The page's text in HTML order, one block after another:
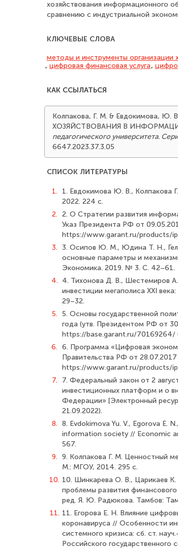
хозяйствования информационного
сравнению с индустриальной
КЛЮЧЕВЫЕ СЛОВА
методы и инструменты организации
, цифровая финансовая услуга,
КАК ССЫЛАТЬСЯ
Колпакова, Г. М. & Евдокимова,
ХОЗЯЙСТВОВАНИЯ В
педагогического университета.
6647.2023.37.3.05
СПИСОК ЛИТЕРАТУРЫ
1.
1. Евдокимова Ю. В., Колпакова
2022. 224 с.
2. 2. О Стратегии развития
Указ Президента РФ от
https://www.garant.ru/products/
3. 3. Осипов Ю. М., Юдина Т. Н.,
основные параметры и
Экономика. 2019. № 3. С. 42–61.
4. 4. Тихонова Д. В., Шестемиров
инвестиции мегаполиса XXI
29–32.
5. 5. Основы государственной
года (утв. Президентом РФ от 30
https://base.garant.ru/70169264/
6. 6. Программа «Цифровая
Правительства РФ от
https://www.garant.ru/products/
7.
7. Федеральный закон от 2
инвестиционных платформ и о
Федерации» [Электронный
21.09.2022).
8. 8. Evdokimova Yu. V., Egorova E.
information society // Economic
567.
9. 9. Колпакова Г. М. Ценностный
М.: МГОУ, 2014. 295 с.
10. 10. Шинкарева О. В., Царикаев
проблемы развития
ред. Я. Ю. Радюкова. Тамбов:
11. 11. Егорова Е. Н. Влияние
коронавируса // Особенности
системного кризиса: сб. ст.
Российского